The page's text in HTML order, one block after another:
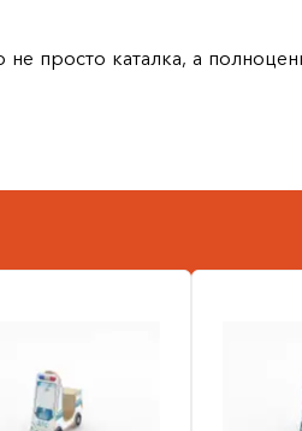
просто каталка, а